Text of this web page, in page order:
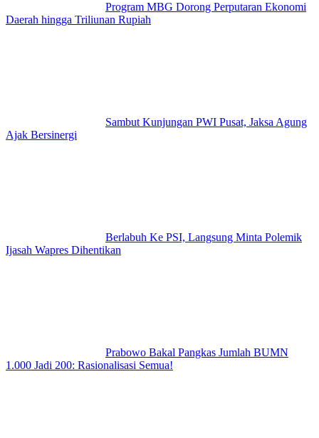
Program MBG Dorong Perputaran Ekonomi
Daerah hingga Triliunan Rupiah
Sambut Kunjungan PWI Pusat, Jaksa Agung
Ajak Bersinergi
Berlabuh Ke PSI, Langsung Minta Polemik
Ijasah Wapres Dihentikan
Prabowo Bakal Pangkas Jumlah BUMN
1.000 Jadi 200: Rasionalisasi Semua!